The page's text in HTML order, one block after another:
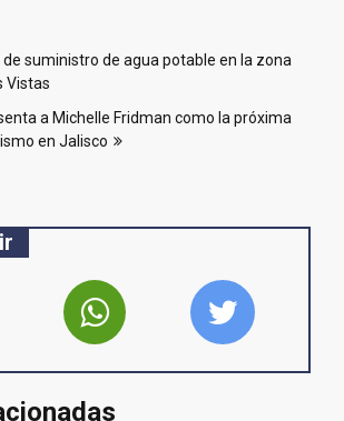
suministro de agua potable en la zona
Vistas
a Michelle Fridman como la próxima
en Jalisco